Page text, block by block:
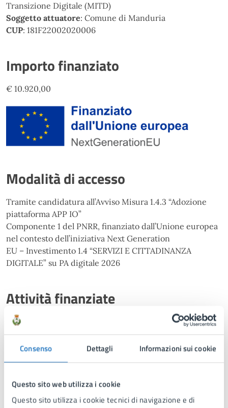
Consenso Dettagli Informazioni sui cookie
Questo sito web utilizza i cookie
Questo sito utilizza i cookie tecnici di navigazione e di
Transizione Digitale (MITD)
Soggetto attuatore: Comune di Manduria
CUP: 181F22002020006
Importo finanziato
€ 10.920,00
Modalità di accesso
Tramite candidatura all’Avviso Misura 1.4.3 “Adozione
piattaforma APP IO”
Componente 1 del PNRR, finanziato dall’Unione europea
nel contesto dell’iniziativa Next Generation
EU – Investimento 1.4 “SERVIZI E CITTADINANZA
DIGITALE” su PA digitale 2026
Attività finanziate
Avanzamento del progetto
Progetto completato nel mese di aprile 2024.